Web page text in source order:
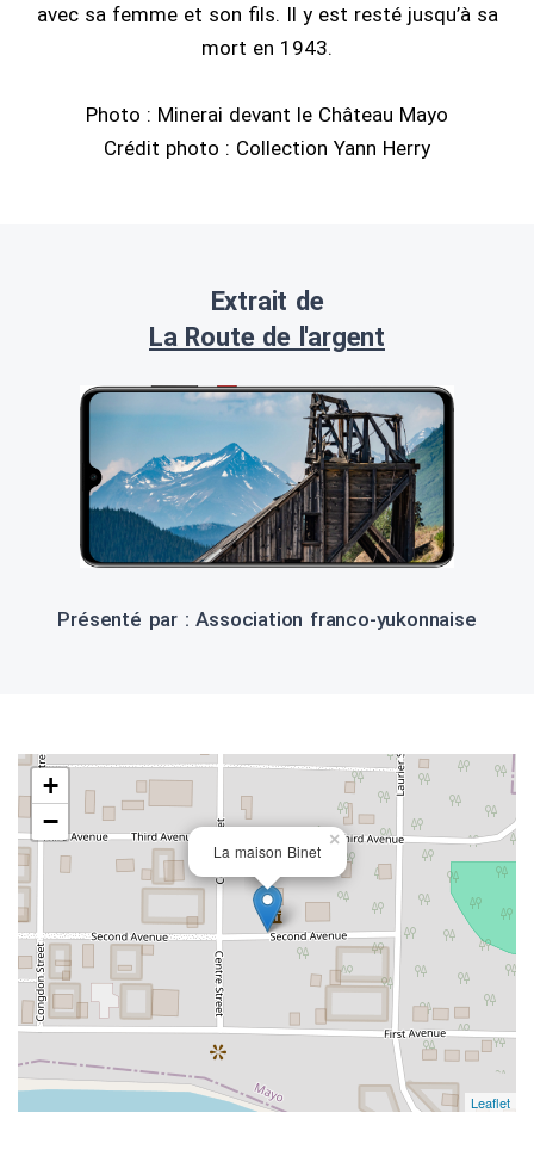
avec sa femme et son fils. Il y est resté jusqu’à sa
mort en 1943.
Photo : Minerai devant le Château Mayo
Crédit photo : Collection Yann Herry
Extrait de
La Route de l'argent
Présenté par : Association franco-yukonnaise
La maison Binet
×
+
−
Leaflet